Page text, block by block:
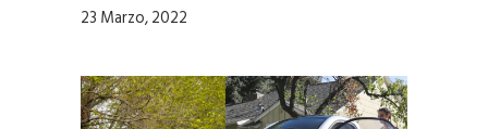
23 Marzo, 2022